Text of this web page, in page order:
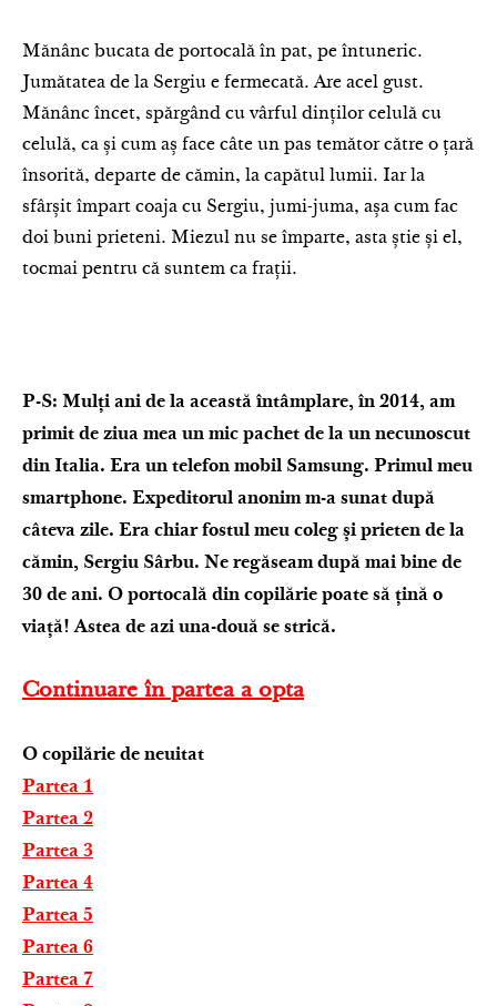
Mănânc bucata de portocală în pat, pe întuneric.
Jumătatea de la Sergiu e fermecată. Are acel gust.
Mănânc încet, spărgând cu vârful dinților celulă cu
celulă, ca și cum aș face câte un pas temător către o țară
însorită, departe de cămin, la capătul lumii. Iar la
sfârșit împart coaja cu Sergiu, jumi-juma, așa cum fac
doi buni prieteni. Miezul nu se împarte, asta știe și el,
tocmai pentru că suntem ca frații.
P-S: Mulți ani de la această întâmplare, în 2014, am
primit de ziua mea un mic pachet de la un necunoscut
din Italia. Era un telefon mobil Samsung. Primul meu
smartphone. Expeditorul anonim m-a sunat după
câteva zile. Era chiar fostul meu coleg și prieten de la
cămin, Sergiu Sârbu. Ne regăseam după mai bine de
30 de ani. O portocală din copilărie poate să țină o
viață! Astea de azi una-două se strică.
Continuare în partea a opta
O copilărie de neuitat
Partea 1
Partea 2
Partea 3
Partea 4
Partea 5
Partea 6
Partea 7